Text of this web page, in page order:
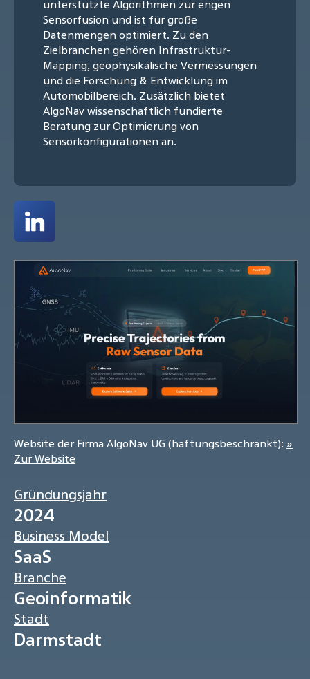
unterstützte Algorithmen zur engen
Sensorfusion und ist für große
Datenmengen optimiert. Zu den
Zielbranchen gehören Infrastruktur-
Mapping, geophysikalische Vermessungen
und die Forschung & Entwicklung im
Automobilbereich. Zusätzlich bietet
AlgoNav wissenschaftlich fundierte
Beratung zur Optimierung von
Sensorkonfigurationen an.
Website der Firma AlgoNav UG (haftungsbeschränkt): »
Zur Website
Gründungsjahr
2024
Business Model
SaaS
Branche
Geoinformatik
Stadt
Darmstadt